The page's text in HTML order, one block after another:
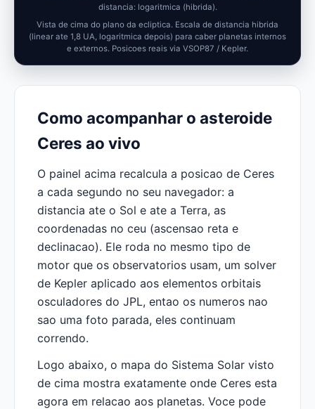
distancia: logaritmica (hibrida).
Vista de cima do plano da ecliptica. Escala de distancia hibrida
(linear ate 1,8 UA, logaritmica depois) para caber planetas internos
e externos. Posicoes reais via VSOP87 / Kepler.
Como acompanhar o asteroide
Ceres ao vivo
O painel acima recalcula a posicao de Ceres
a cada segundo no seu navegador: a
distancia ate o Sol e ate a Terra, as
coordenadas no ceu (ascensao reta e
declinacao). Ele roda no mesmo tipo de
motor que os observatorios usam, um solver
de Kepler aplicado aos elementos orbitais
osculadores do JPL, entao os numeros nao
sao uma foto parada, eles continuam
correndo.
Logo abaixo, o mapa do Sistema Solar visto
de cima mostra exatamente onde Ceres esta
agora em relacao aos planetas. Voce pode